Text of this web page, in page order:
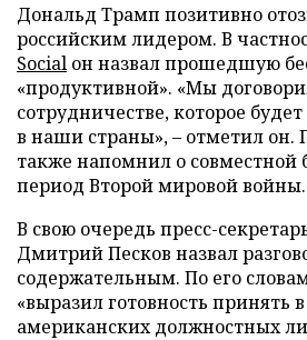
Дональд Трамп позитивно
российским лидером. В
Social он назвал прошедшую
«продуктивной». «Мы
сотрудничестве, которое
в наши страны», – отметил
также напомнил о совместной
период Второй мировой войны.
В свою очередь пресс-
Дмитрий Песков назвал
содержательным. По его
«выразил готовность принять
американских должностных